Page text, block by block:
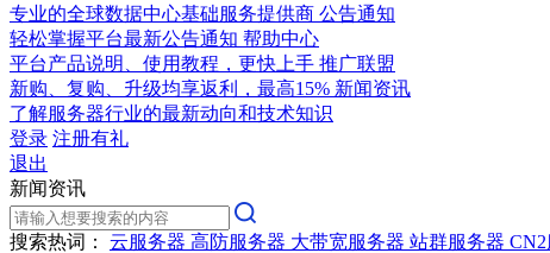
专业的全球数据中心基础服务提供商 公告通知
轻松掌握平台最新公告通知 帮助中心
平台产品说明、使用教程，更快上手 推广联盟
新购、复购、升级均享返利，最高15% 新闻资讯
了解服务器行业的最新动向和技术知识
登录 注册有礼
退出
新闻资讯
搜索热词： 云服务器 高防服务器 大带宽服务器 站群服务器